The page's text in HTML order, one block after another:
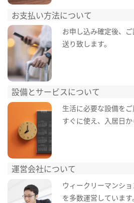
お支払い方法について
お申し込み確定後、
送り致します。
設備とサービスについて
生活に必要な設備を
すぐに使え、入居日か
運営会社について
ウィークリーマンシ
を多数運営しています。